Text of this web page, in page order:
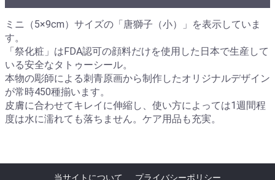
ミニ（5×9cm）サイズの「唐獅子（小）」を表示していま
す。
「祭化粧」はFDA認可の顔料だけを使用した日本で生産して
いる安全なタトゥーシール。
本物の彫師による刺青原画から制作したオリジナルデザイン
が常時450種揃います。
皮膚に合わせてキレイに伸縮し、使い方によっては1週間程
度は水に濡れても落ちません。ケア用品も充実。
当サイトについて プライバシーポリシー